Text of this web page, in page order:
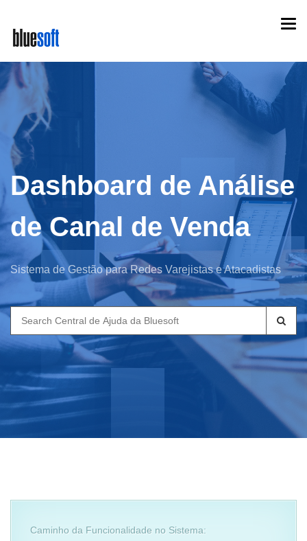
main
content
Dashboard de Análise
de Canal de Venda
Sistema de Gestão para Redes Varejistas e Atacadistas
Search
for:
Caminho da Funcionalidade no Sistema: